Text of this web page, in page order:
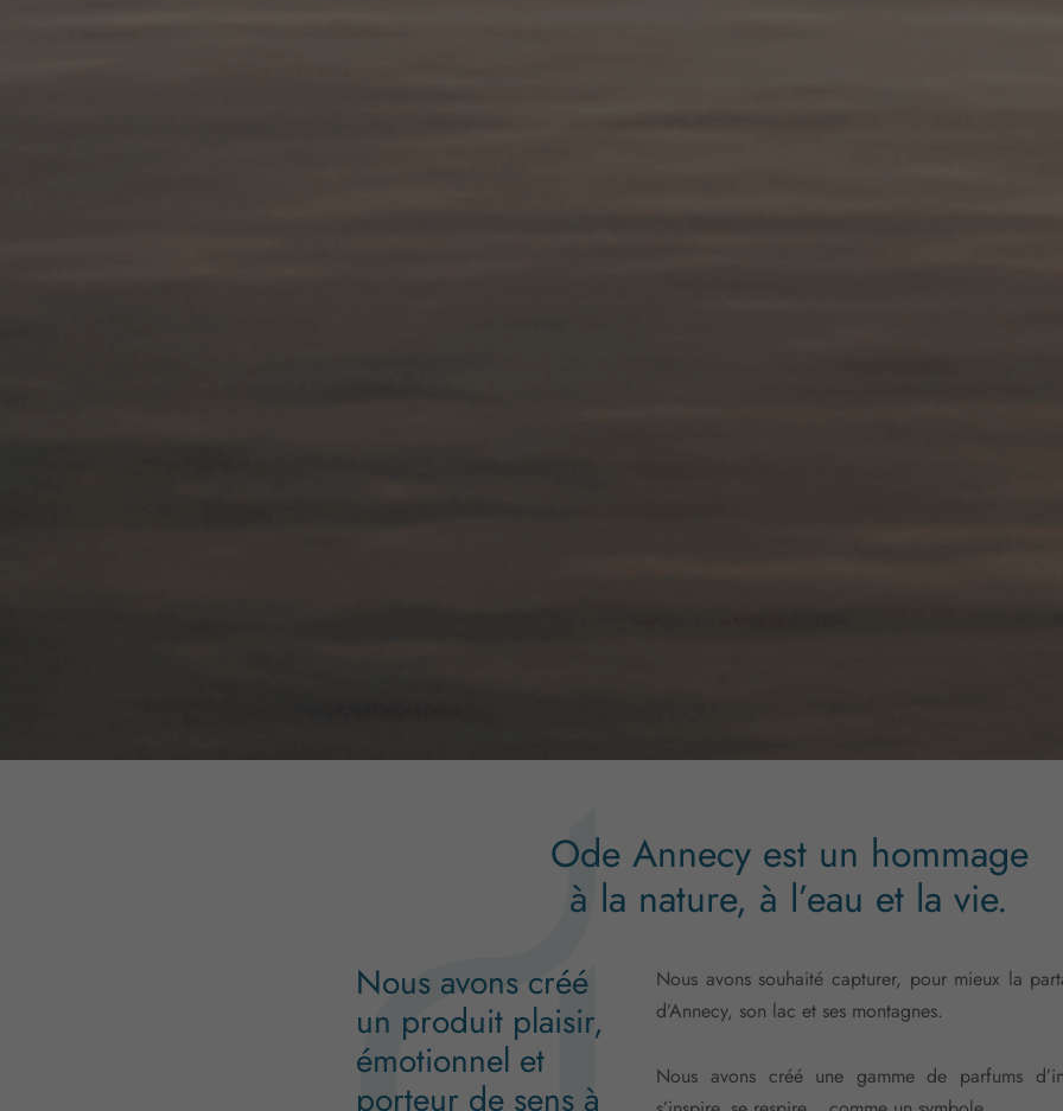
Ode Annecy est un hommage
à la nature, à l’eau et la vie.
Nous avons créé
un produit plaisir,
émotionnel et
porteur de sens à
Nous avons souhaité capturer, pour mieux la
d’Annecy, son lac et ses montagnes.
Nous avons créé une gamme de parfums